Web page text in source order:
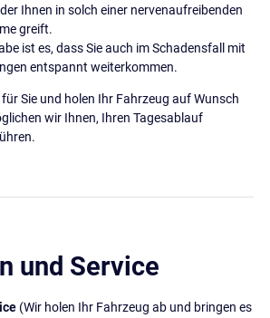
Ihnen in solch einer nervenaufreibenden
greift.
ist es, dass Sie auch im Schadensfall mit
entspannt weiterkommen.
Sie und holen Ihr Fahrzeug auf Wunsch
wir Ihnen, Ihren Tagesablauf
und Service
(Wir holen Ihr Fahrzeug ab und bringen es